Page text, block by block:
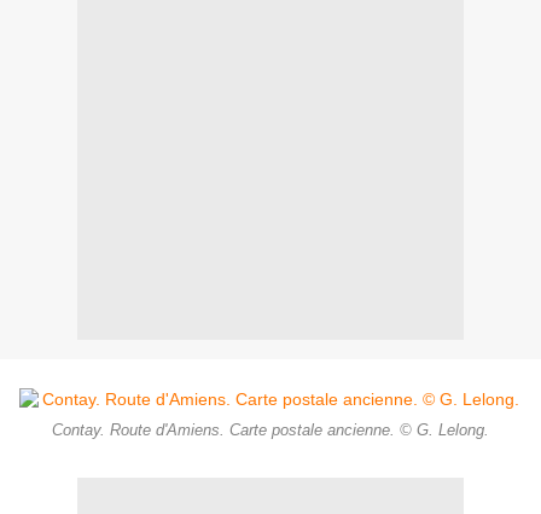
Contay. Route d'Amiens. Carte postale ancienne. © G. Lelong.